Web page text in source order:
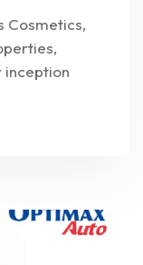
Cosmetics,
inception